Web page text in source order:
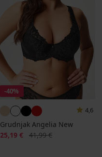
-40%
4,6
Grudnjak Angelia New
Popust
25,19 € Prvobitna cijena
41,99 €